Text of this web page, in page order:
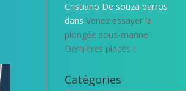
Cristiano De souza barros
dansVenez essayer la
plongée sous-marine :
Dernières places !
Catégories